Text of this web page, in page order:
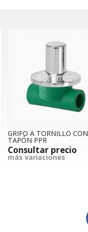
GRIFO A TORNILLO CON
TAPÓN PPR
Consultar precio
más variaciones